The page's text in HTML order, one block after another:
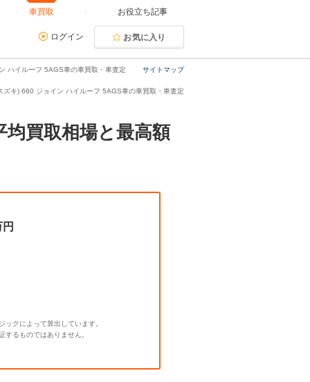
車買取 お役立ち記事
ログイン お気に入り
サイトマップ
ハイルーフ 5AGS車の車買取・車査定
ズキ) 660 ジョイン ハイルーフ 5AGS車の車買取・車査定
買取相場と最高額
クによって算出しています。
るものではありません。